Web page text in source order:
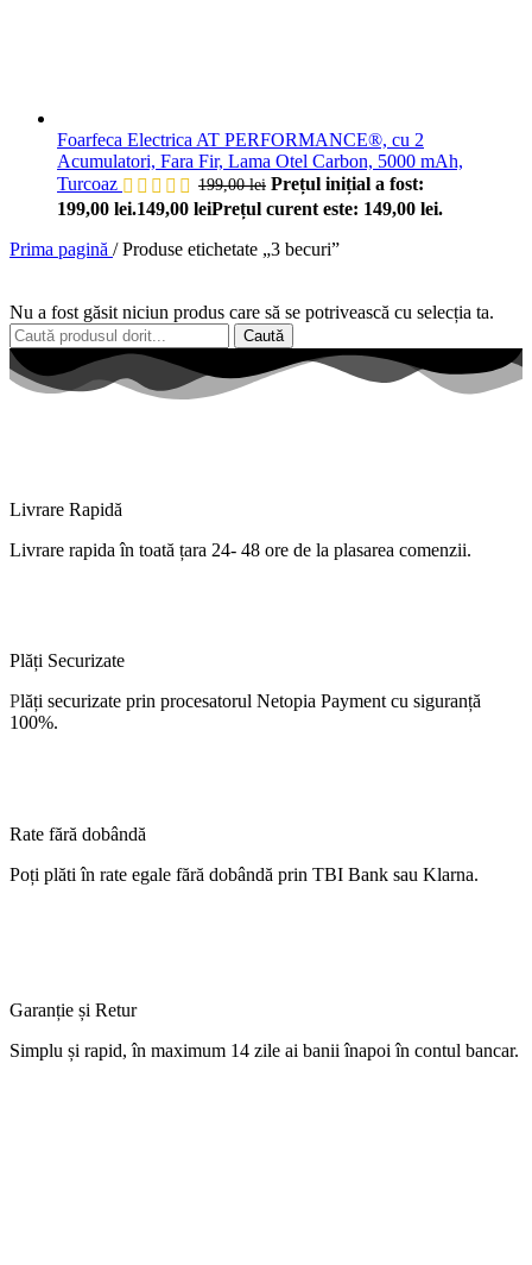
Foarfeca Electrica AT PERFORMANCE®, cu 2
Acumulatori, Fara Fir, Lama Otel Carbon, 5000 mAh,
Turcoaz
199,00lei Prețul inițial a fost:
199,00 lei.149,00 leiPrețul curent este: 149,00 lei.
Prima pagină / Produse etichetate „3 becuri”
Nu a fost găsit niciun produs care să se potrivească cu selecția ta.
Caută
Livrare Rapidă
Livrare rapida în toată țara 24- 48 ore de la plasarea comenzii.
Plăți Securizate
Plăți securizate prin procesatorul Netopia Payment cu siguranță
100%.
Rate fără dobândă
Poți plăti în rate egale fără dobândă prin TBI Bank sau Klarna.
Garanție și Retur
Simplu și rapid,în maximum 14 zile ai banii înapoi în contul bancar.